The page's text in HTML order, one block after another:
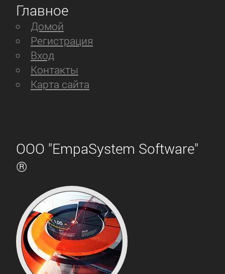
Главное
Домой
Регистрация
Вход
Контакты
Карта сайта
ООО "EmpaSystem Software"
®